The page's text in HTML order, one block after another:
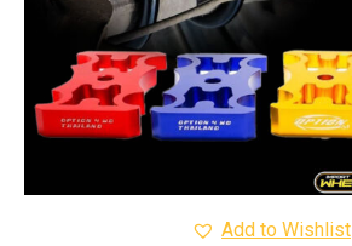
Add to Wishlist